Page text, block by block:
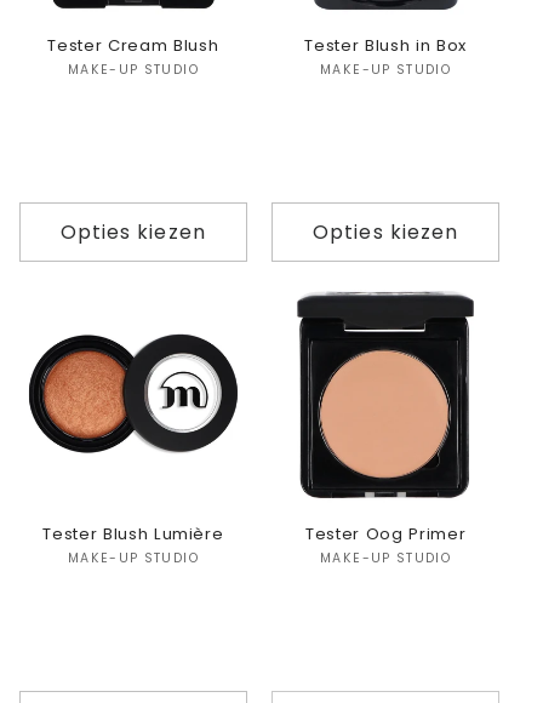
Tester Cream Blush
Verkoper:
MAKE-UP STUDIO
Opties kiezen
Tester Blush in Box
Verkoper:
MAKE-UP STUDIO
Opties kiezen
Tester Blush Lumière
Verkoper:
MAKE-UP STUDIO
Tester Oog Primer
Verkoper:
MAKE-UP STUDIO